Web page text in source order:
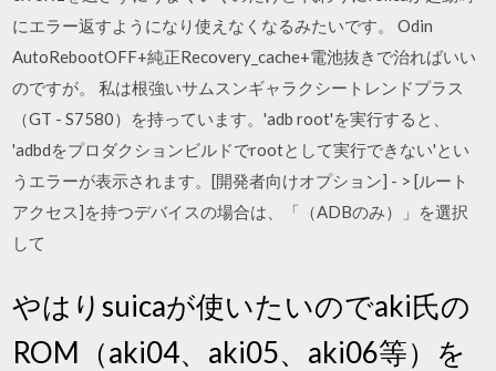
にエラー返すようになり使えなくなるみたいです。 Odin
AutoRebootOFF+純正Recovery_cache+電池抜きで治ればいい
のですが。 私は根強いサムスンギャラクシートレンドプラス
（GT - S7580）を持っています。'adb root'を実行すると、
'adbdをプロダクションビルドでrootとして実行できない'とい
うエラーが表示されます。[開発者向けオプション] - > [ルート
アクセス]を持つデバイスの場合は、「（ADBのみ）」を選択
して
やはりsuicaが使いたいのでaki氏の
ROM（aki04、aki05、aki06等）を